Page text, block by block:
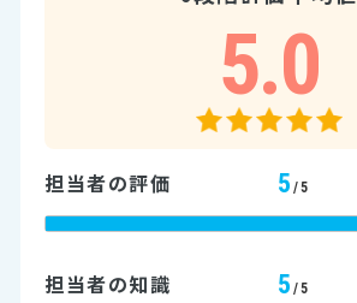
5.0
担当者の評価 5 /5
担当者の知識 5 /5